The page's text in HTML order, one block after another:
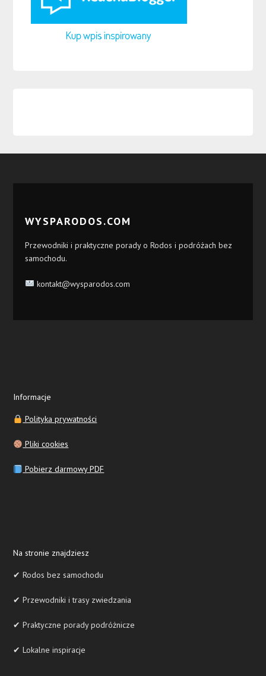
WYSPARODOS.COM
Przewodniki i praktyczne porady o Rodos i podróżach bez
samochodu.
kontakt@wysparodos.com
Informacje
Polityka prywatności
Pliki cookies
Pobierz darmowy PDF
Na stronie znajdziesz
✔ Rodos bez samochodu
✔ Przewodniki i trasy zwiedzania
✔ Praktyczne porady podróżnicze
✔ Lokalne inspiracje